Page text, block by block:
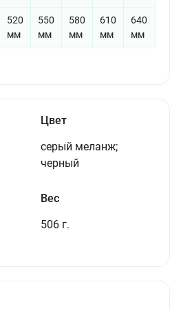
520
мм
550
мм
580
мм
610
мм
640
мм
Цвет
серый меланж;
черный
Вес
506 г.